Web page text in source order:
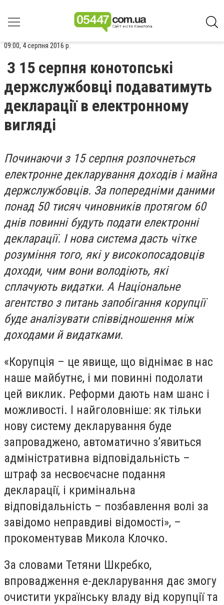
09:00, 4 серпня 2016 р.
З 15 серпня конотопські
держслужбовці подаватимуть
декларації в електронному
вигляді
Починаючи з 15 серпня розпочнеться
електронне декларування доходів і майна
держслужбовців. За попередніми даними
понад 50 тисяч чиновників протягом 60
днів повинні будуть подати електронні
декларації. І нова система дасть чітке
розуміння того, які у високопосадовців
доходи, чим вони володіють, які
сплачують видатки. А Національне
агентство з питань запобігання корупції
буде аналізувати співвідношення між
доходами й видатками.
«Корупція – це явище, що віднімає в нас
наше майбутнє, і ми повинні подолати
цей виклик. Реформи дають нам шанс і
можливості. І найголовніше: як тільки
нову систему декларування буде
запроваджено, автоматично з’явиться
адміністративна відповідальність –
штраф за несвоєчасне подання
декларації, і кримінальна
відповідальність – позбавлення волі за
завідомо неправдиві відомості», –
прокоментував Микола Клочко.
За словами Тетяни Шкребко,
впровадження е-декларування дає змогу
очистити українську владу від корупції та